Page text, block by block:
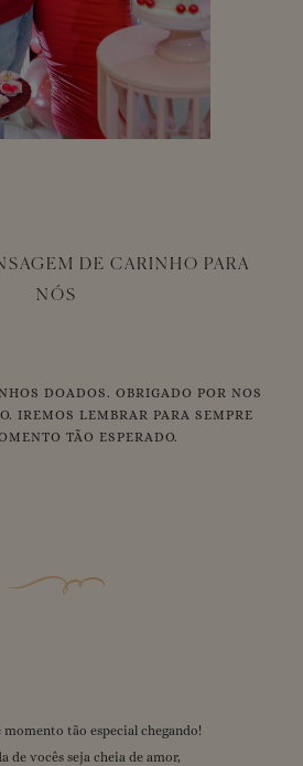
DE CARINHO PARA
NÓS
DOADOS. OBRIGADO POR NOS
IREMOS LEMBRAR PARA SEMPRE
TÃO ESPERADO.
momento tão especial chegando!
de vocês seja cheia de amor,
essa união! Amamos vocês demais,
apoiando vocês! Ansiosos pelo
que Deus proteja , amamos
🩷🩷🩷 Que essa fase seja repleta de
Estamos muito felizes por vocês e
grandiosamente nessa nova fase da
da nossa família, te amamos!